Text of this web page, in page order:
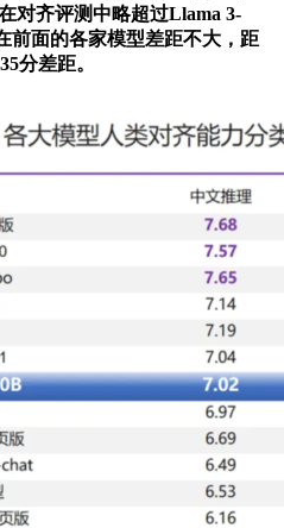
对齐评测中略超过Llama 3-
前面的各家模型差距不大，距
分差距。